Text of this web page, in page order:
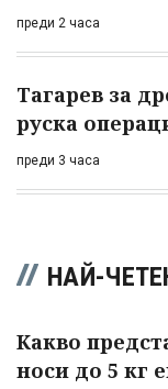
преди 2 часа
Тагарев за
руска
преди 3 часа
НАЙ-
Какво
носи до 5 кг